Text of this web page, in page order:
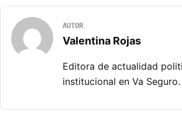
AUTOR
Valentina Rojas
Editora de actualidad
institucional en Va Seguro.